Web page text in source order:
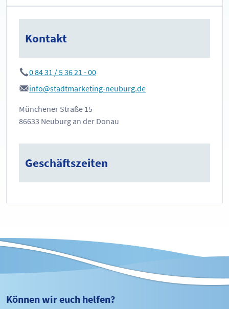
Kontakt
0 84 31 / 5 36 21 - 00
info@stadtmarketing-neuburg.de
Münchener Straße 15
86633 Neuburg an der Donau
Geschäftszeiten
Können wir euch helfen?